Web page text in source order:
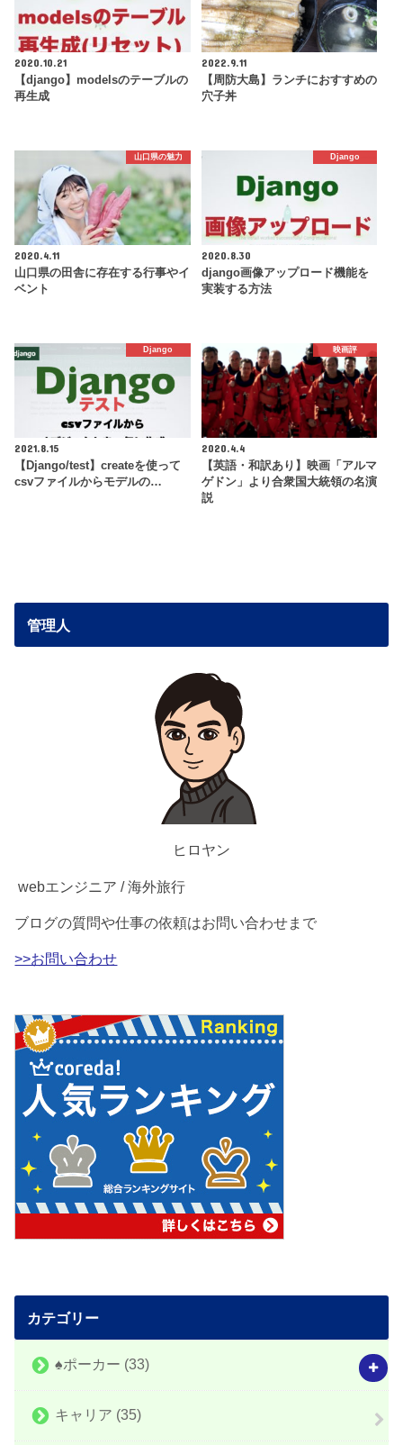
2020.10.21
【django】modelsのテーブルの
再生成
2022.9.11
【周防大島】ランチにおすすめの
穴子丼
山口県の魅力
2020.4.11
山口県の田舎に存在する行事やイ
ベント
Django
2020.8.30
django画像アップロード機能を
実装する方法
Django
2021.8.15
【Django/test】createを使って
csvファイルからモデルの…
映画評
2020.4.4
【英語・和訳あり】映画「アルマ
ゲドン」より合衆国大統領の名演
説
管理人
ヒロヤン
webエンジニア / 海外旅行
ブログの質問や仕事の依頼はお問い合わせまで
>>お問い合わせ
カテゴリー
♠️ポーカー (33)
キャリア (35)